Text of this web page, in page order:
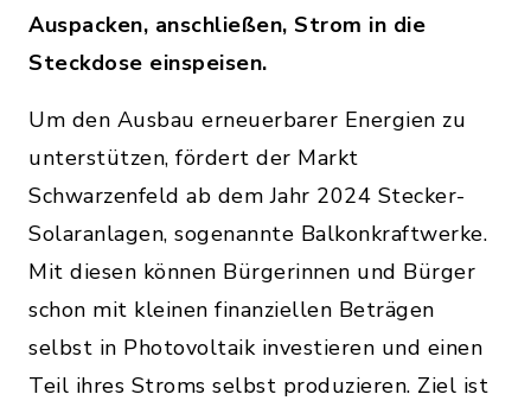
Auspacken, anschließen, Strom in die
Steckdose einspeisen.
Um den Ausbau erneuerbarer Energien zu
unterstützen, fördert der Markt
Schwarzenfeld ab dem Jahr 2024 Stecker-
Solaranlagen, sogenannte Balkonkraftwerke.
Mit diesen können Bürgerinnen und Bürger
schon mit kleinen finanziellen Beträgen
selbst in Photovoltaik investieren und einen
Teil ihres Stroms selbst produzieren. Ziel ist